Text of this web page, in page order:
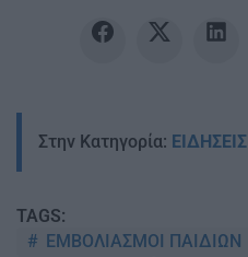
Στην Κατηγορία: ΕΙΔΗΣΕΙΣ
TAGS:
ΕΜΒΟΛΙΑΣΜΟΙ ΠΑΙΔΙΩΝ